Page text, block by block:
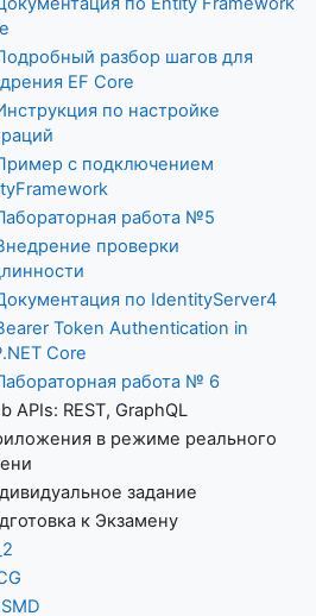
разбор шагов для
EF Core
по настройке
с подключением
работа №5
проверки
по IdentityServer4
Token Authentication in
Core
работа № 6
APIs: REST, GraphQL
в режиме реального
задание
к Экзамену